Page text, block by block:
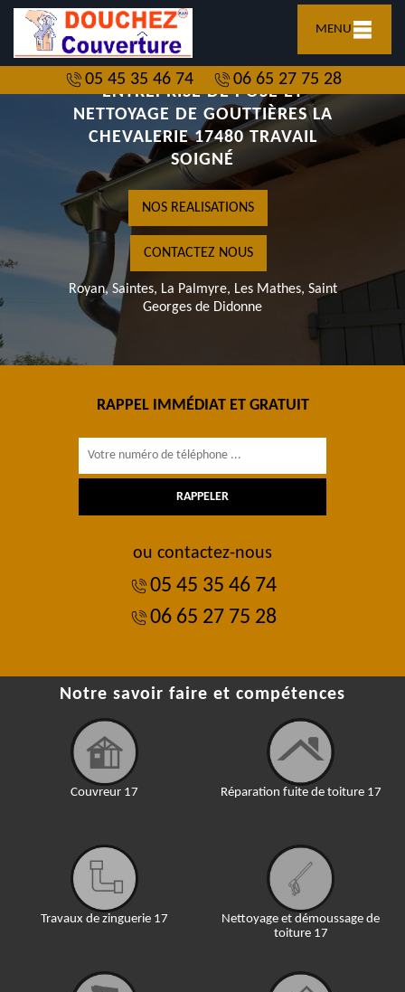
MENU
05 45 35 46 74 06 65 27 75 28
ENTREPRISE DE POSE ET
NETTOYAGE DE GOUTTIÈRES LA
CHEVALERIE 17480 TRAVAIL
SOIGNÉ
NOS REALISATIONS
CONTACTEZ NOUS
Royan, Saintes, La Palmyre, Les Mathes, Saint
Georges de Didonne
RAPPEL IMMÉDIAT ET GRATUIT
ou contactez-nous
05 45 35 46 74
06 65 27 75 28
Notre savoir faire et compétences
Couvreur 17
Travaux de zinguerie 17
Réparation fuite de toiture 17
Nettoyage et démoussage de
toiture 17